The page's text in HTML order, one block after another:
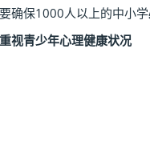
确保1000人以上的中小学
视青少年心理健康状况